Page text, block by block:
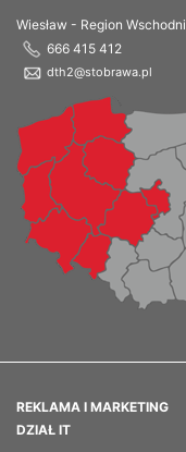
Wiesław - Region Wschodni
666 415 412
dth2@stobrawa.pl
REKLAMA I MARKETING
DZIAŁ IT